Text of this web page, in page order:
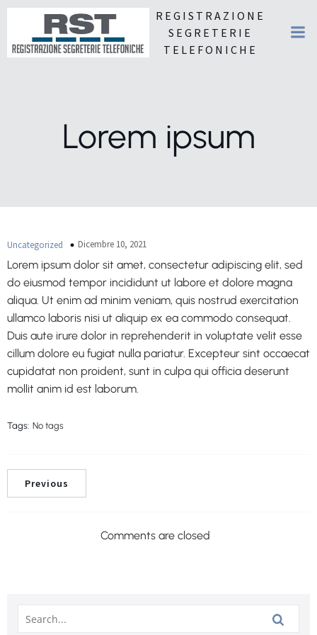
REGISTRAZIONE
SEGRETERIE
TELEFONICHE
Lorem ipsum
Uncategorized Dicembre 10, 2021
Lorem ipsum dolor sit amet, consectetur adipiscing elit, sed
do eiusmod tempor incididunt ut labore et dolore magna
aliqua. Ut enim ad minim veniam, quis nostrud exercitation
ullamco laboris nisi ut aliquip ex ea commodo consequat.
Duis aute irure dolor in reprehenderit in voluptate velit esse
cillum dolore eu fugiat nulla pariatur. Excepteur sint occaecat
cupidatat non proident, sunt in culpa qui officia deserunt
mollit anim id est laborum.
Tags: No tags
Previous
Comments are closed